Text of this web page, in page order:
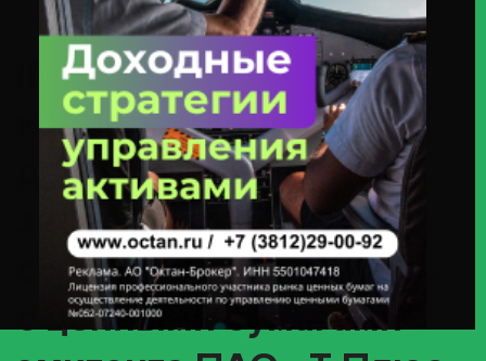
01-55113-E / ISIN RU000A0HML36)
(MEET) О
корпоративном
действии «Годовое
заседание общего
собрания акционеров»
с ценными бумагами